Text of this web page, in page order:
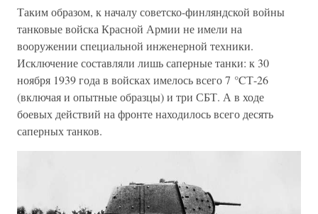
Таким образом, к началу советско-финляндской войны
танковые войска Красной Армии не имели на
вооружении специальной инженерной техники.
Исключение составляли лишь саперные танки: к 30
ноября 1939 года в войсках имелось всего 7 °CТ-26
(включая и опытные образцы) и три СБТ. А в ходе
боевых действий на фронте находилось всего десять
саперных танков.